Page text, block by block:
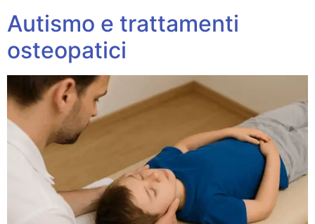
Autismo e trattamenti
osteopatici